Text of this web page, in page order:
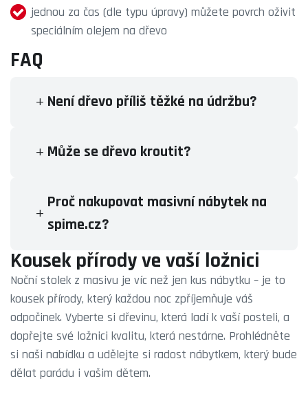
jednou za čas (dle typu úpravy) můžete povrch oživit
speciálním olejem na dřevo
FAQ
Není dřevo příliš těžké na údržbu?
Může se dřevo kroutit?
Proč nakupovat masivní nábytek na
spime.cz?
Kousek přírody ve vaší ložnici
Noční stolek z masivu je víc než jen kus nábytku – je to
kousek přírody, který každou noc zpříjemňuje váš
odpočinek. Vyberte si dřevinu, která ladí k vaší posteli, a
dopřejte své ložnici kvalitu, která nestárne. Prohlédněte
si naši nabídku a udělejte si radost nábytkem, který bude
dělat parádu i vašim dětem.